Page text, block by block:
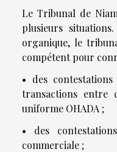
Le Tribunal de
plusieurs
organique, le
compétent pour
• des
transactions entre
uniforme OHADA ;
• des
commerciale ;